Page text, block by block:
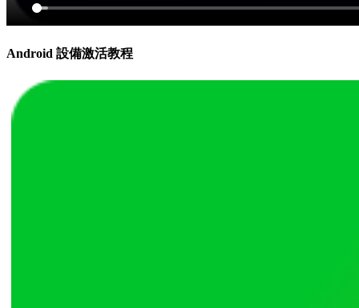
Android 設備激活教程